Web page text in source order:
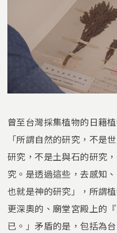
曾至台灣採集植物的日籍
「所謂自然的研究，不是
研究，不是土與石的研究
究。是透過這些，去感知
也就是神的研究」，所謂
更深奧的、廟堂宮殿上的
已。」矛盾的是，包括為